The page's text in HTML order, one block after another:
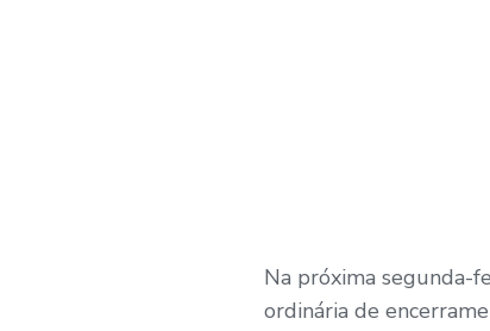
Na próxima segunda-
ordinária de